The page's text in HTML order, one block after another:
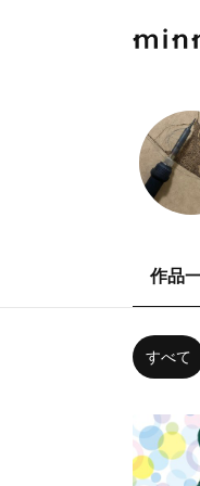
作品
すべて